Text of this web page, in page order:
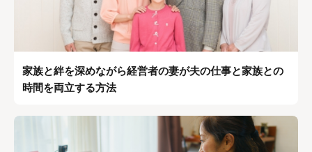
家族と絆を深めながら経営者の妻が夫の仕事と家族との
時間を両立する方法